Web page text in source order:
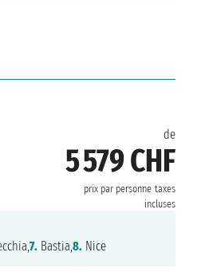
de
5 579 CHF
prix par personne taxes
incluses
7. Bastia,8. Nice